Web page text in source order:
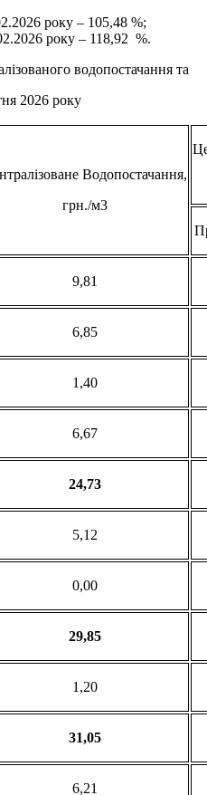
року – 105,48 %;
року – 118,92 %.
водопостачання та
2026 року
Водопостачання,
грн./м3
9,81
6,85
1,40
6,67
24,73
5,12
0,00
29,85
1,20
31,05
6,21